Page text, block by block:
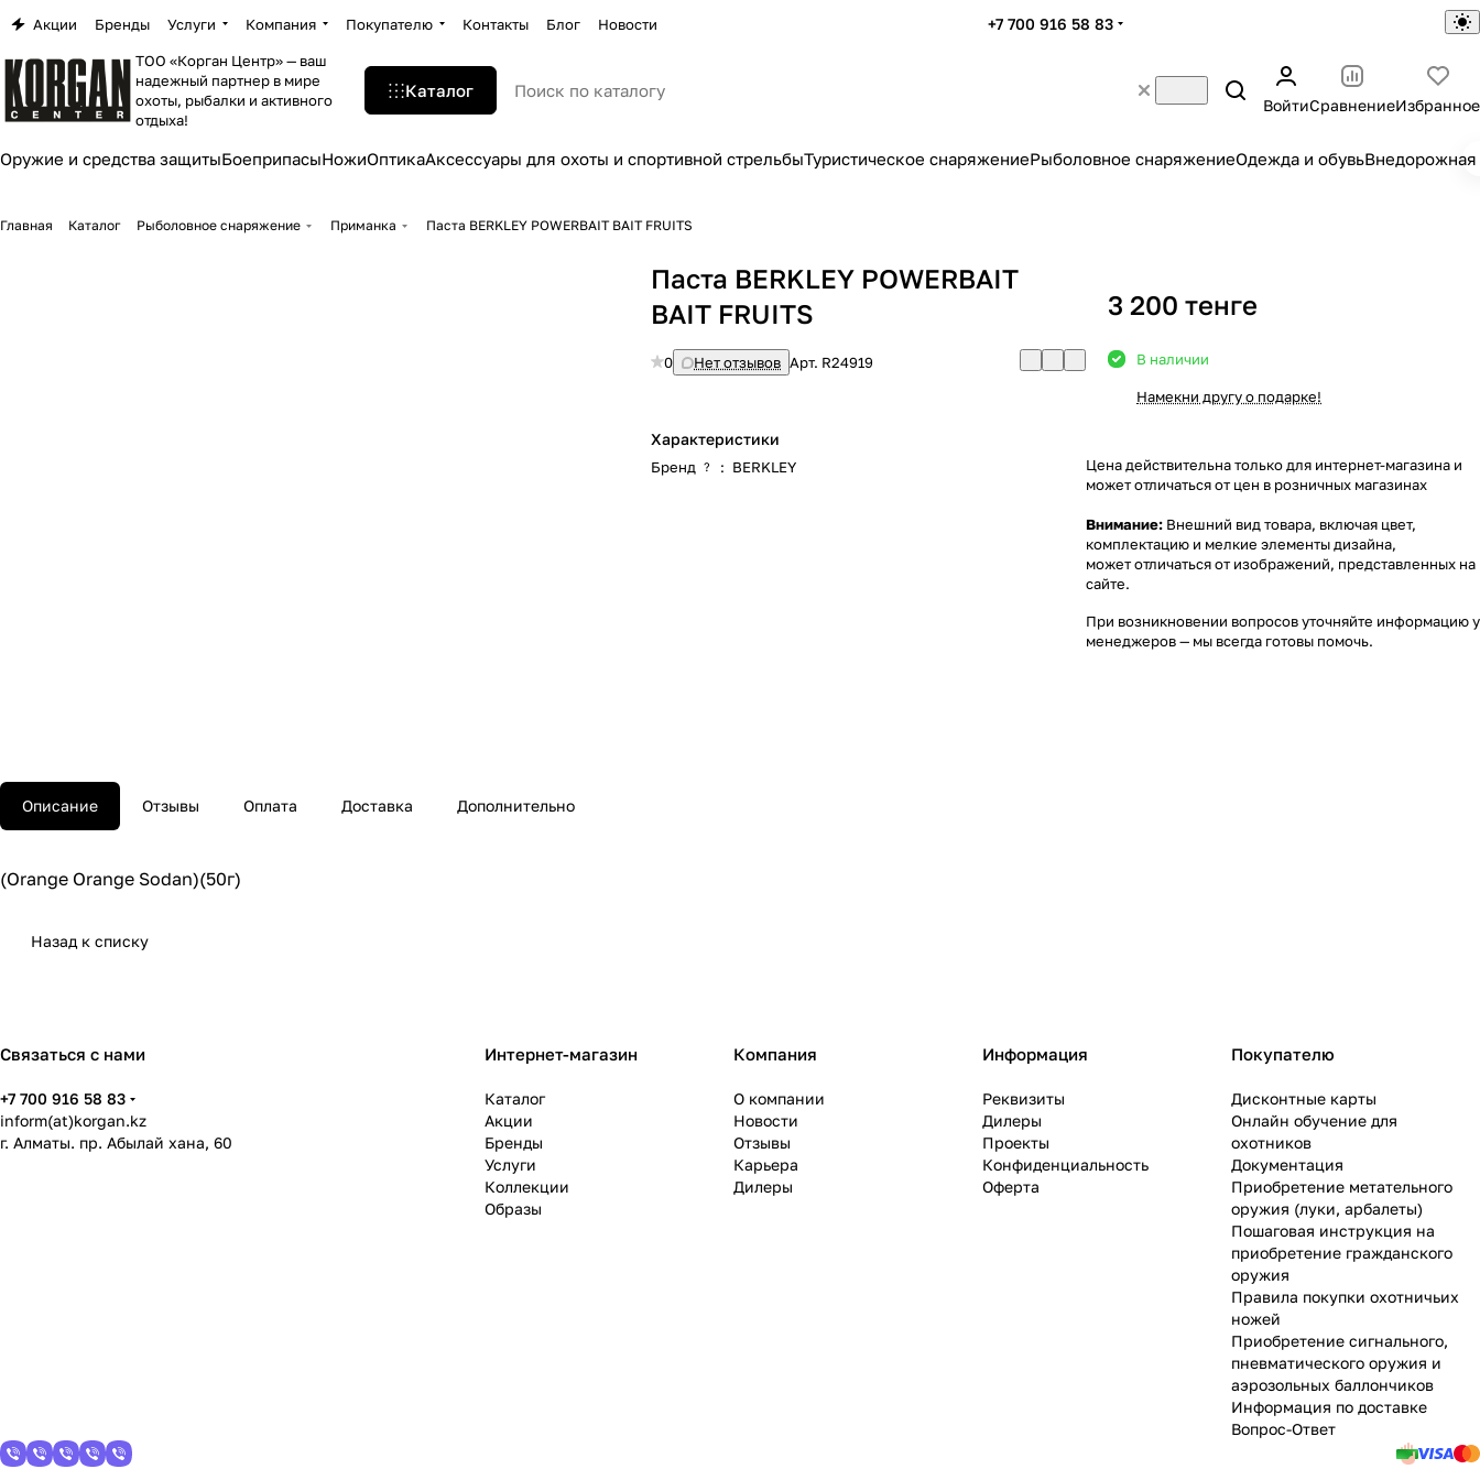
Акции Бренды Услуги Компания Покупателю Контакты Блог Новости +7 700 916 58 83
ТОО «Корган Центр» — ваш
надежный партнер в мире
охоты, рыбалки и активного
отдыха!
Каталог
ВойтиСравнениеИзбранное
Оружие и средства защитыБоеприпасыНожиОптикаАксессуары для охоты и спортивной стрельбыТуристическое снаряжениеРыболовное снаряжениеОдежда и обувьВнедорожная
Главная Каталог Рыболовное снаряжение Приманка Паста BERKLEY POWERBAIT BAIT FRUITS
Паста BERKLEY POWERBAIT
BAIT FRUITS
0 Нет отзывов Арт. R24919
Характеристики
Бренд ? : BERKLEY
3 200 тенге
В наличии
Намекни другу о подарке!
Цена действительна только для интернет-магазина и
может отличаться от цен в розничных магазинах
Внимание: Внешний вид товара, включая цвет,
комплектацию и мелкие элементы дизайна,
может отличаться от изображений, представленных на
сайте.
При возникновении вопросов уточняйте информацию у
менеджеров— мы всегда готовы помочь.
Описание Отзывы Оплата Доставка Дополнительно
(Orange Orange Sodan)(50г)
Назад к списку
Связаться с нами
+7 700 916 58 83
inform(at)korgan.kz
г. Алматы. пр. Абылай хана, 60
Интернет-магазин
Каталог
Акции
Бренды
Услуги
Коллекции
Образы
Компания
О компании
Новости
Отзывы
Карьера
Дилеры
Информация
Реквизиты
Дилеры
Проекты
Конфиденциальность
Оферта
Покупателю
Дисконтные карты
Онлайн обучение для
охотников
Документация
Приобретение метательного
оружия (луки, арбалеты)
Пошаговая инструкция на
приобретение гражданского
оружия
Правила покупки охотничьих
ножей
Приобретение сигнального,
пневматического оружия и
аэрозольных баллончиков
Информация по доставке
Вопрос-Ответ